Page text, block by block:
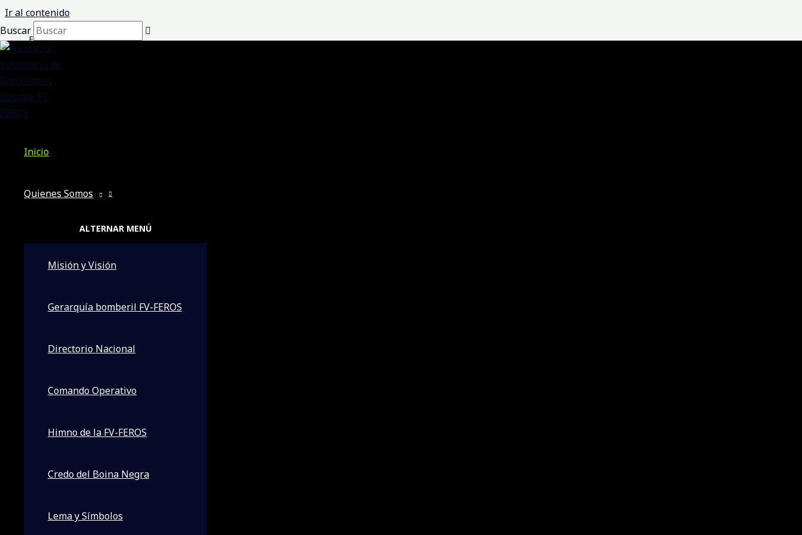
Ir al contenido
Buscar
Inicio
Quienes Somos
ALTERNAR MENÚ
Misión y Visión
Gerarquía bomberil FV-FEROS
Directorio Nacional
Comando Operativo
Himno de la FV-FEROS
Credo del Boina Negra
Lema y Símbolos
Emergencia
Auspiciadores Incondicionales
Noticias, eventos y mas
ARRIBO DE FV-FEROS A ASUNCION URIF CBVP. 30/07/2026